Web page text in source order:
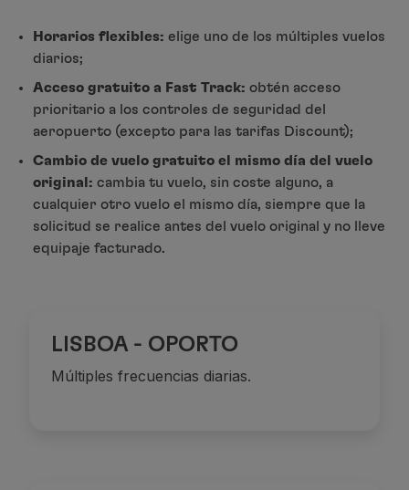
Entretenimiento
Wi-Fi
Gestión de Reservas
Extras y Upgrades
Factura online
TAP Vouchers
Extras
Alquilar un coche
Alojamiento
Check-in
Conozca el Programa
Utilice millas
Horarios flexibles: elige uno de los múltiples vuelos
diarios;
Acceso gratuito a Fast Track: obtén acceso
prioritario a los controles de seguridad del
aeropuerto (excepto para las tarifas Discount);
Cambio de vuelo gratuito el mismo día del vuelo
original: cambia tu vuelo, sin coste alguno, a
cualquier otro vuelo el mismo día, siempre que la
solicitud se realice antes del vuelo original y no lleve
equipaje facturado.
LISBOA - OPORTO
Múltiples frecuencias diarias.